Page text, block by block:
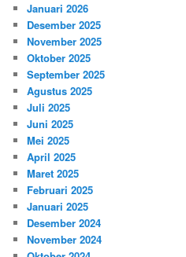
Januari 2026
Desember 2025
November 2025
Oktober 2025
September 2025
Agustus 2025
Juli 2025
Juni 2025
Mei 2025
April 2025
Maret 2025
Februari 2025
Januari 2025
Desember 2024
November 2024